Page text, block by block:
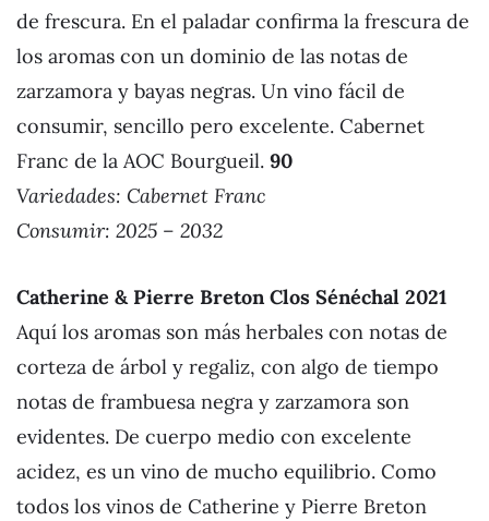
de frescura. En el paladar confirma la frescura de
los aromas con un dominio de las notas de
zarzamora y bayas negras. Un vino fácil de
consumir, sencillo pero excelente. Cabernet
Franc de la AOC Bourgueil. 90
Variedades: Cabernet Franc
Consumir: 2025 – 2032
Catherine & Pierre Breton Clos Sénéchal 2021
Aquí los aromas son más herbales con notas de
corteza de árbol y regaliz, con algo de tiempo
notas de frambuesa negra y zarzamora son
evidentes. De cuerpo medio con excelente
acidez, es un vino de mucho equilibrio. Como
todos los vinos de Catherine y Pierre Breton